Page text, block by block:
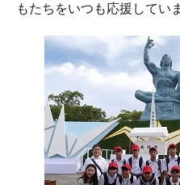
もたちをいつも応援してい